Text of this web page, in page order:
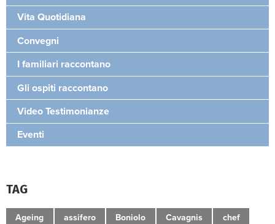
Vita Quotidiana
Convegni
I familiari raccontano
Gli ospiti raccontano
Video Testimonianze
Eventi
TAG
Ageing assifero Boniolo Cavagnis chef